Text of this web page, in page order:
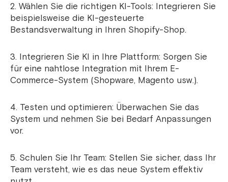
2. Wählen Sie die richtigen KI-Tools: Integrieren Sie
beispielsweise die KI-gesteuerte
Bestandsverwaltung in Ihren Shopify-Shop.
3. Integrieren Sie KI in Ihre Plattform: Sorgen Sie
für eine nahtlose Integration mit Ihrem E-
Commerce-System (Shopware, Magento usw.).
4. Testen und optimieren: Überwachen Sie das
System und nehmen Sie bei Bedarf Anpassungen
vor.
5. Schulen Sie Ihr Team: Stellen Sie sicher, dass Ihr
Team versteht, wie es das neue System effektiv